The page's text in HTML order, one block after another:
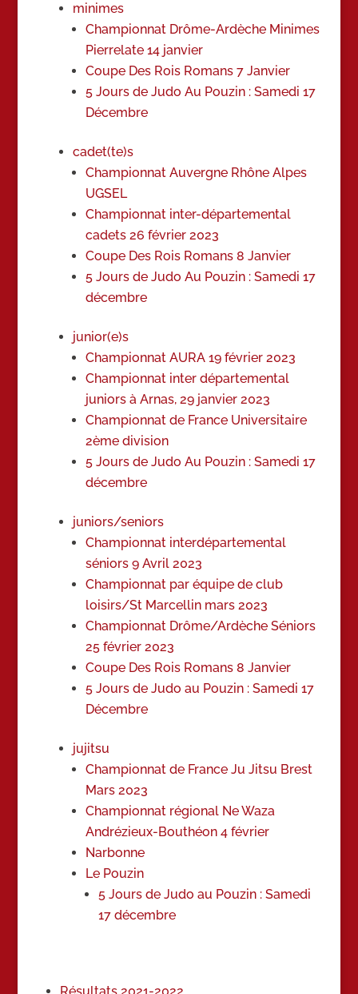
minimes
Championnat Drôme-Ardèche Minimes
Pierrelate 14 janvier
Coupe Des Rois Romans 7 Janvier
5 Jours de Judo Au Pouzin : Samedi 17
Décembre
cadet(te)s
Championnat Auvergne Rhône Alpes
UGSEL
Championnat inter-départemental
cadets 26 février 2023
Coupe Des Rois Romans 8 Janvier
5 Jours de Judo Au Pouzin : Samedi 17
décembre
junior(e)s
Championnat AURA 19 février 2023
Championnat inter départemental
juniors à Arnas, 29 janvier 2023
Championnat de France Universitaire
2ème division
5 Jours de Judo Au Pouzin : Samedi 17
décembre
juniors/seniors
Championnat interdépartemental
séniors 9 Avril 2023
Championnat par équipe de club
loisirs/St Marcellin mars 2023
Championnat Drôme/Ardèche Séniors
25 février 2023
Coupe Des Rois Romans 8 Janvier
5 Jours de Judo au Pouzin : Samedi 17
Décembre
jujitsu
Championnat de France Ju Jitsu Brest
Mars 2023
Championnat régional Ne Waza
Andrézieux-Bouthéon 4 février
Narbonne
Le Pouzin
5 Jours de Judo au Pouzin : Samedi
17 décembre